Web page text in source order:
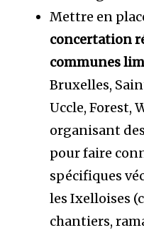
Mettre en
concertation
communes
Bruxelles,
Uccle, Forest,
organisant
pour faire
spécifiques
les Ixelloises
chantiers,